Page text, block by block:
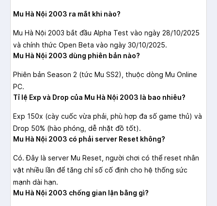
Mu Hà Nội 2003 ra mắt khi nào?
Mu Hà Nội 2003 bắt đầu Alpha Test vào ngày 28/10/2025
và chính thức Open Beta vào ngày 30/10/2025.
Mu Hà Nội 2003 dùng phiên bản nào?
Phiên bản Season 2 (tức Mu SS2), thuộc dòng Mu Online
PC.
Tỉ lệ Exp và Drop của Mu Hà Nội 2003 là bao nhiêu?
Exp 150x (cày cuốc vừa phải, phù hợp đa số game thủ) và
Drop 50% (hào phóng, dễ nhặt đồ tốt).
Mu Hà Nội 2003 có phải server Reset không?
Có. Đây là server Mu Reset, người chơi có thể reset nhân
vật nhiều lần để tăng chỉ số cố định cho hệ thống sức
mạnh dài hạn.
Mu Hà Nội 2003 chống gian lận bằng gì?